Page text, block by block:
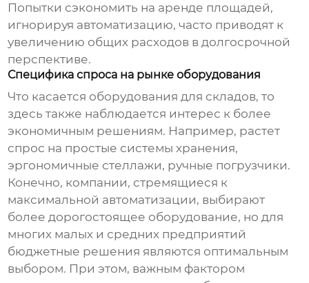
Попытки сэкономить на аренде площадей,
игнорируя автоматизацию, часто приводят к
увеличению общих расходов в долгосрочной
перспективе.
Специфика спроса на рынке оборудования
Что касается оборудования для складов, то
здесь также наблюдается интерес к более
экономичным решениям. Например, растет
спрос на простые системы хранения,
эргономичные стеллажи, ручные погрузчики.
Конечно, компании, стремящиеся к
максимальной автоматизации, выбирают
более дорогостоящее оборудование, но для
многих малых и средних предприятий
бюджетные решения являются оптимальным
выбором. При этом, важным фактором